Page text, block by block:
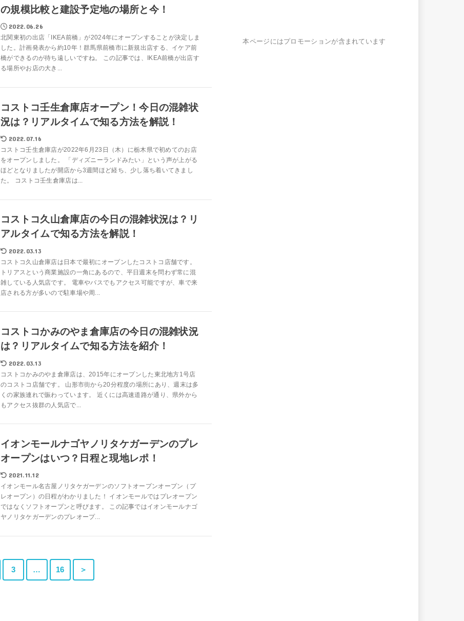
の規模比較と建設予定地の場所と今！
2022.06.26
北関東初の出店「IKEA前橋」が2024年にオープンすることが決定しま
した。計画発表から約10年！群馬県前橋市に新規出店する、イケア前
橋ができるのが待ち遠しいですね。 この記事では、IKEA前橋が出店す
る場所やお店の大き...
コストコ壬生倉庫店オープン！今日の混雑状
況は？リアルタイムで知る方法を解説！
2022.07.16
コストコ壬生倉庫店が2022年6月23日（木）に栃木県で初めてのお店
をオープンしました。 「ディズニーランドみたい」という声が上がる
ほどとなりましたが開店から3週間ほど経ち、少し落ち着いてきまし
た。 コストコ壬生倉庫店は...
コストコ久山倉庫店の今日の混雑状況は？リ
アルタイムで知る方法を解説！
2022.03.13
コストコ久山倉庫店は日本で最初にオープンしたコストコ店舗です。
トリアスという商業施設の一角にあるので、平日週末を問わず常に混
雑している人気店です。 電車やバスでもアクセス可能ですが、車で来
店される方が多いので駐車場や周...
コストコかみのやま倉庫店の今日の混雑状況
は？リアルタイムで知る方法を紹介！
2022.03.13
コストコかみのやま倉庫店は、2015年にオープンした東北地方1号店
のコストコ店舗です。 山形市街から20分程度の場所にあり、週末は多
くの家族連れで賑わっています。 近くには高速道路が通り、県外から
もアクセス抜群の人気店で...
イオンモールナゴヤノリタケガーデンのプレ
オープンはいつ？日程と現地レポ！
2021.11.12
イオンモール名古屋ノリタケガーデンのソフトオープンオープン（プ
レオープン）の日程がわかりました！ イオンモールではプレオープン
ではなくソフトオープンと呼びます。 この記事ではイオンモールナゴ
ヤノリタケガーデンのプレオープ...
3 … 16 ＞
本ページにはプロモーションが含まれています